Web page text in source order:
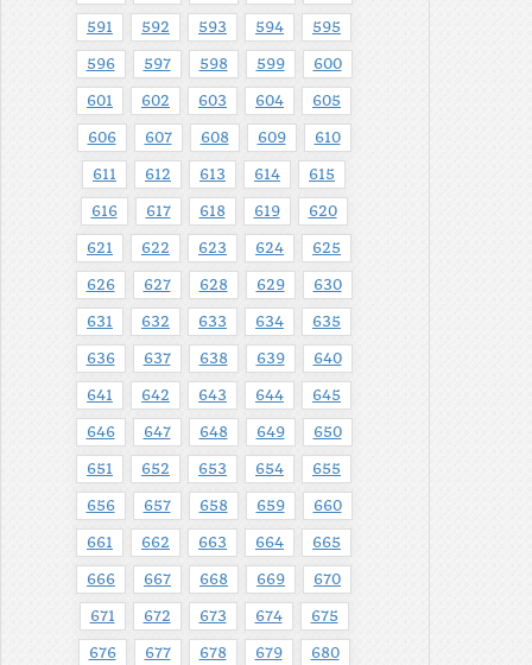
591 592 593 594 595
596 597 598 599 600
601 602 603 604 605
606 607 608 609 610
611 612 613 614 615
616 617 618 619 620
621 622 623 624 625
626 627 628 629 630
631 632 633 634 635
636 637 638 639 640
641 642 643 644 645
646 647 648 649 650
651 652 653 654 655
656 657 658 659 660
661 662 663 664 665
666 667 668 669 670
671 672 673 674 675
676 677 678 679 680